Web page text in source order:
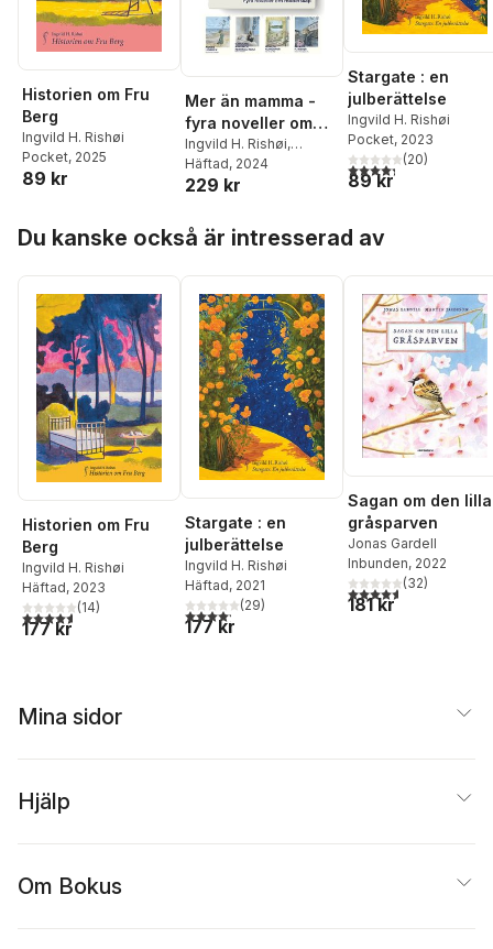
Historien om Fru
Berg
Ingvild H. Rishøi
Pocket, 2025
89 kr
Mer än mamma -
fyra noveller om
moderskap
Ingvild H. Rishøi,
Agneta Klingspor
Agnes Lidbeck
Häftad, 2024
229 kr
Stargate : en
julberättelse
Ingvild H. Rishøi
Pocket, 2023
4,3utav 5 stjärnor.
(20)
89 kr
Du kanske också är intresserad av
Historien om Fru
Berg
Ingvild H. Rishøi
Häftad, 2023
4,6utav 5 stjärnor. Totalt antal röster:
(14)
177 kr
Stargate : en
julberättelse
Ingvild H. Rishøi
Häftad, 2021
4,2utav 5 stjärnor. Totalt antal röster:
(29)
177 kr
Sagan om den lilla
gråsparven
Jonas Gardell
Inbunden, 2022
4,6utav 5 stjärnor.
(32)
181 kr
Mina sidor
Hjälp
Om Bokus